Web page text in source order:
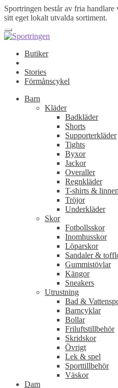
Sportringen består av fria
sitt eget lokalt utvalda sortiment.
Butiker
Stories
Förmånscykel
Barn
Kläder
Badkläder
Shorts
Supporterkläder
Tights
Byxor
Jackor
Overaller
Regnkläder
T-shirts & linnen
Tröjor
Underkläder
Skor
Fotbollsskor
Inomhusskor
Löparskor
Sandaler &
Gummistövlar
Kängor
Sneakers
Utrustning
Bad &
Barncyklar
Bollar
Friluftstillbehör
Skridskor
Övrigt
Lek & spel
Sporttillbehör
Väskor
Dam